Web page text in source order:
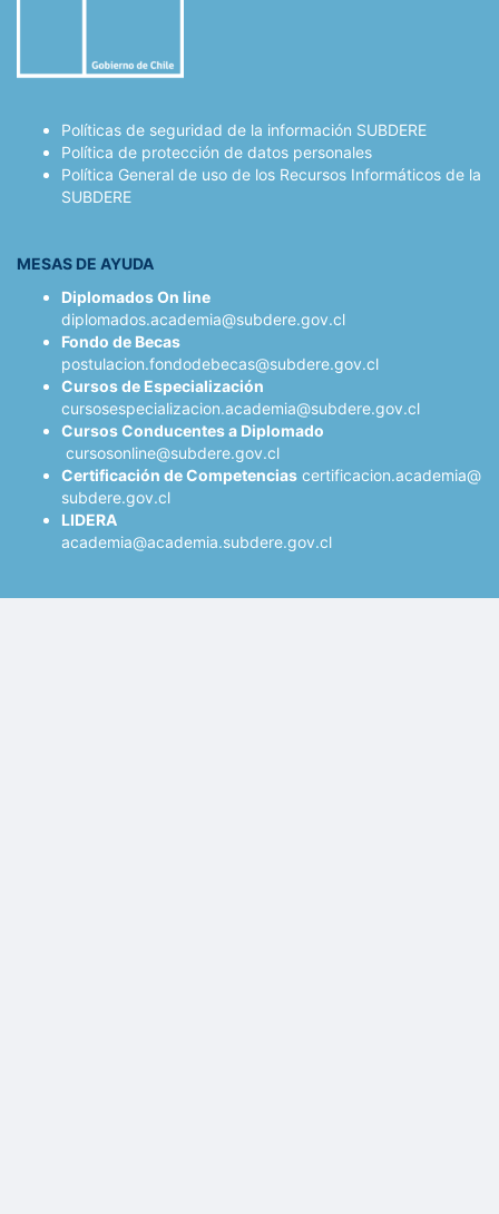
Políticas de seguridad de la información SUBDERE
Política de protección de datos personales
Política General de uso de los Recursos Informáticos de la
SUBDERE
MESAS DE AYUDA
Diplomados On line
diplomados.academia@subdere.gov.cl
Fondo de Becas
postulacion.fondodebecas@subdere.gov.cl
Cursos de Especialización
cursosespecializacion.academia@subdere.gov.cl
Cursos Conducentes a Diplomado
cursosonline@subdere.gov.cl
Certificación de Competencias certificacion.academia@
subdere.gov.cl
LIDERA
academia@academia.subdere.gov.cl